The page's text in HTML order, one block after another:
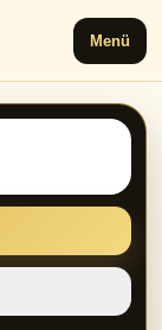
Menü